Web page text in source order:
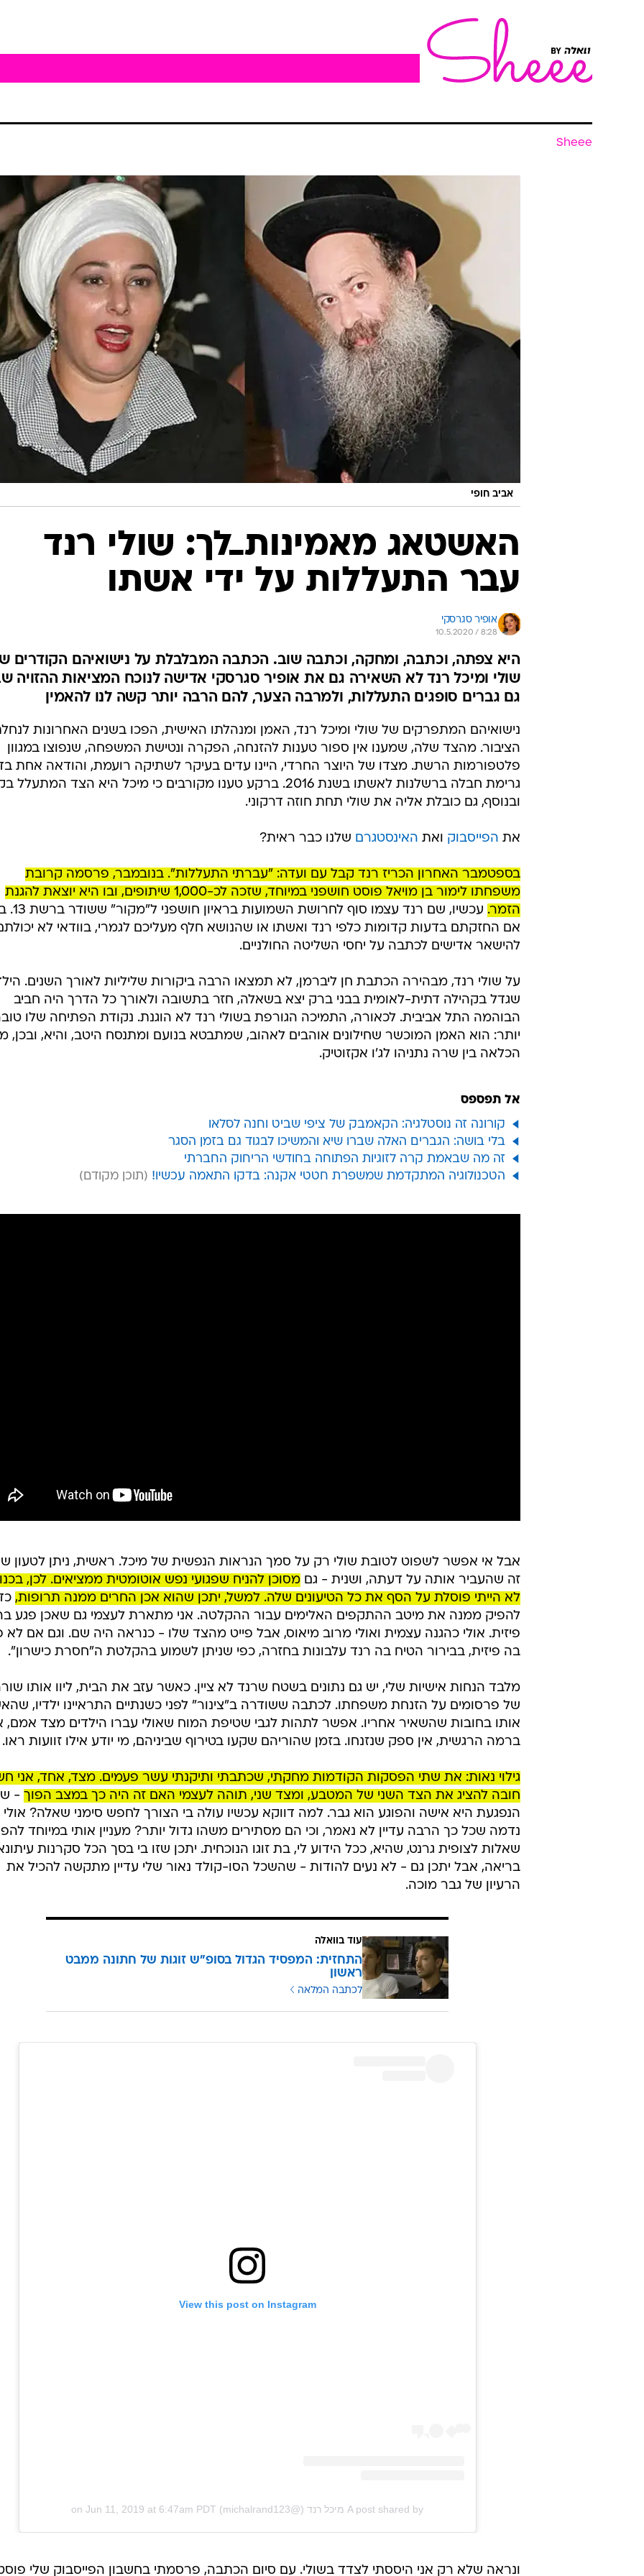
Sheee
אביב חופי
האשטאג מאמינות_לך: שולי רנד
עבר התעללות על ידי אשתו
אופיר סגרסקי
10.5.2020 / 8:28
היא צפתה, וכתבה, ומחקה, וכתבה שוב. הכתבה המבלבלת על נישואיהם הקודרים
שולי ומיכל רנד לא השאירה גם את אופיר סגרסקי אדישה לנוכח המציאות ההזויה
גם גברים סופגים התעללות, ולמרבה הצער, להם הרבה יותר קשה לנו להאמין
נישואיהם המתפרקים של שולי ומיכל רנד, האמן ומנהלתו האישית, הפכו בשנים האחרונות
הציבור. מהצד שלה, שמענו אין ספור טענות להזנחה, הפקרה ונטישת המשפחה, שנפוצו במגוון
פלטפורמות הרשת. מצדו של היוצר החרדי, היינו עדים בעיקר לשתיקה רועמת, והודאה אחת
גרימת חבלה ברשלנות לאשתו בשנת 2016. ברקע טענו מקורבים כי מיכל היא הצד
ובנוסף, גם כובלת אליה את שולי תחת חוזה דרקוני.
את הפייסבוק ואת האינסטגרם שלנו כבר ראית?
בספטמבר האחרון הכריז רנד קבל עם ועדה: "עברתי התעללות". בנובמבר, פרסמה קרובת
משפחתו לימור בן מויאל פוסט חושפני במיוחד, שזכה לכ-1,000 שיתופים, ובו היא יוצאת להגנת
הזמר.
עכשיו, שם רנד עצמו סוף לחרושת השמועות
אם החזקתם בדעות קדומות כלפי רנד ואשתו או שהנושא חלף מעליכם לגמרי, בוודאי לא
להישאר אדישים לכתבה על יחסי השליטה החולניים.
על שולי רנד, מבהירה הכתבת חן ליברמן, לא תמצאו הרבה ביקורות שליליות לאורך השנים.
שגדל בקהילה דתית-לאומית בבני ברק יצא בשאלה, חזר בתשובה ולאורך כל הדרך היה חביב
הבוהמה התל אביבית. לכאורה, התמיכה הגורפת בשולי רנד לא הוגנת. נקודת הפתיחה שלו
יותר: הוא האמן המוכשר שחילונים אוהבים לאהוב, שמתבטא בנועם ומתנסח היטב, והיא, ובכן,
הכלאה בין שרה נתניהו לג'ו אקזוטיק.
אל תפספס
קורונה זה נוסטלגיה: הקאמבק של ציפי שביט וחנה לסלאו
בלי בושה: הגברים האלה שברו שיא והמשיכו לבגוד גם בזמן הסגר
זה מה שבאמת קרה לזוגיות הפתוחה בחודשי הריחוק החברתי
הטכנולוגיה המתקדמת שמשפרת חטטי אקנה: בדקו התאמה עכשיו!
אבל אי אפשר לשפוט לטובת שולי רק על סמך הנראות הנפשית של מיכל. ראשית, ניתן לטעון
זה שהעביר אותה על דעתה, ושנית - גם מסוכן להניח שפגועי נפש אוטומטית ממציאים. לכן,
לא הייתי פוסלת על הסף את כל הטיעונים שלה. למשל, יתכן שהוא אכן החרים ממנה תרופות,
להפיק ממנה את מיטב ההתקפים האלימים עבור ההקלטה. אני מתארת לעצמי גם שאכן פגע
פיזית. אולי כהגנה עצמית ואולי מרוב מיאוס, אבל פייט מהצד שלו - כנראה היה שם. וגם אם לא
בה פיזית, בבירור הטיח בה רנד עלבונות בחזרה, כפי שניתן לשמוע בהקלטת ה"חסרת כישרון".
מלבד הנחות אישיות שלי, יש גם נתונים בשטח שרנד לא ציין. כאשר עזב את הבית, ליוו אותו
של פרסומים על הזנחת משפחתו. לכתבה ששודרה ב"צינור" לפני כשנתיים התראיינו ילדיו,
אותו בחובות שהשאיר אחריו. אפשר לתהות לגבי שטיפת המוח שאולי עברו הילדים מצד אמם,
ברמה הרגשית, אין ספק שנזנחו. בזמן שהוריהם שקעו בטירוף שביניהם, מי יודע אילו זוועות ראו.
גילוי נאות: את שתי הפסקות הקודמות מחקתי, שכתבתי ותיקנתי עשר פעמים. מצד, אחד, אני
חובה להציג את הצד השני של המטבע, ומצד שני, תוהה לעצמי האם זה היה כך במצב הפוך -
הנפגעת היא אישה והפוגע הוא גבר. למה דווקא עכשיו עולה בי הצורך לחפש סימני שאלה? אולי
נדמה שכל כך הרבה עדיין לא נאמר, וכי הם מסתירים משהו גדול יותר? מעניין אותי במיוחד
שאלות לצופית גרנט, שהיא, ככל הידוע לי, בת זוגו הנוכחית. יתכן שזו בי בסך הכל סקרנות
בריאה, אבל יתכן גם - לא נעים להודות - שהשכל הסו-קולד נאור שלי עדיין מתקשה להכיל את
הרעיון של גבר מוכה.
עוד בוואלה
התחזית: המפסיד הגדול בסופ"ש זוגות של חתונה ממבט
ראשון
לכתבה המלאה
View this post on Instagram
A post shared by מיכל רנד (@michalrand123) Jun 11, 2019 at 6:47am PDT
ונראה שלא רק אני היססתי לצדד בשולי. עם סיום הכתבה, פרסמתי בחשבון הפייסבוק שלי